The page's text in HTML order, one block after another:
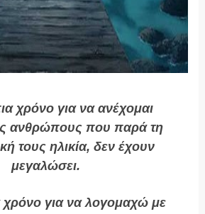
χρόνο για να ανέχομαι
ανθρώπους που παρά τη
τους ηλικία, δεν έχουν
μεγαλώσει.
για να λογομαχώ με